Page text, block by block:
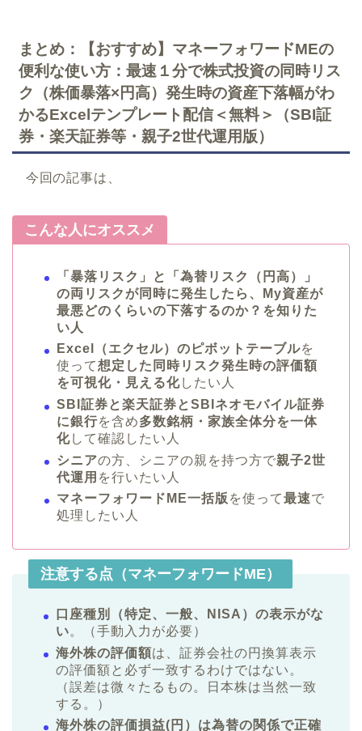
まとめ：【おすすめ】マネーフォワードMEの
便利な使い方：最速１分で株式投資の同時リス
ク（株価暴落×円高）発生時の資産下落幅がわ
かるExcelテンプレート配信＜無料＞（SBI証
券・楽天証券等・親子2世代運用版）
今回の記事は、
こんな人にオススメ
「暴落リスク」と「為替リスク（円高）」
の両リスクが同時に発生したら、My資産が
最悪どのくらいの下落するのか？を知りた
い人
Excel（エクセル）のピボットテーブルを
使って想定した同時リスク発生時の評価額
を可視化・見える化したい人
SBI証券と楽天証券とSBIネオモバイル証券
に銀行を含め多数銘柄・家族全体分を一体
化して確認したい人
シニアの方、シニアの親を持つ方で親子2世
代運用 を行いたい人
マネーフォワードME一括版 を使って最速で
処理したい人
注意する点（マネーフォワードME）
口座種別（特定、一般、NISA）の表示がな
い。（手動入力が必要）
海外株の評価額は、証券会社の円換算表示
の評価額と必ず一致するわけではない。
（誤差は微々たるもの。日本株は当然一致
する。）
海外株の評価損益(円）は為替の関係で正確